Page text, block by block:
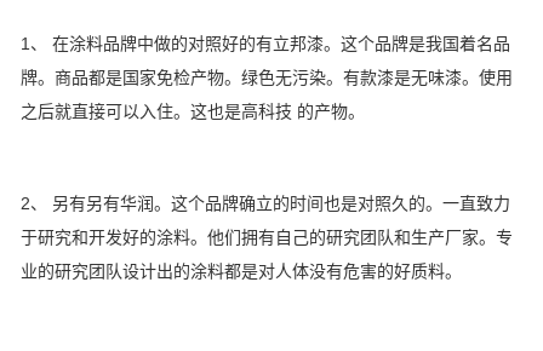
1、 在涂料品牌中做的对照好的有立邦漆。这个品牌是我国着名品
牌。商品都是国家免检产物。绿色无污染。有款漆是无味漆。使用
之后就直接可以入住。这也是高科技 的产物。
2、 另有另有华润。这个品牌确立的时间也是对照久的。一直致力
于研究和开发好的涂料。他们拥有自己的研究团队和生产厂家。专
业的研究团队设计出的涂料都是对人体没有危害的好质料。